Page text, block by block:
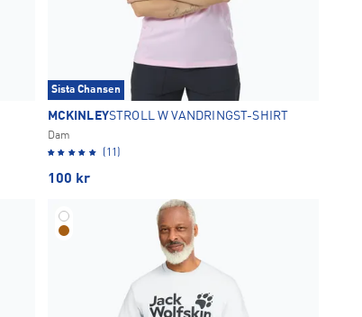
Sista Chansen
MCKINLEYSTROLL W VANDRINGST-SHIRT
Dam
(11)
100 kr